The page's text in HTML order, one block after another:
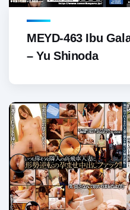
MEYD-463 Ibu
– Yu Shinoda